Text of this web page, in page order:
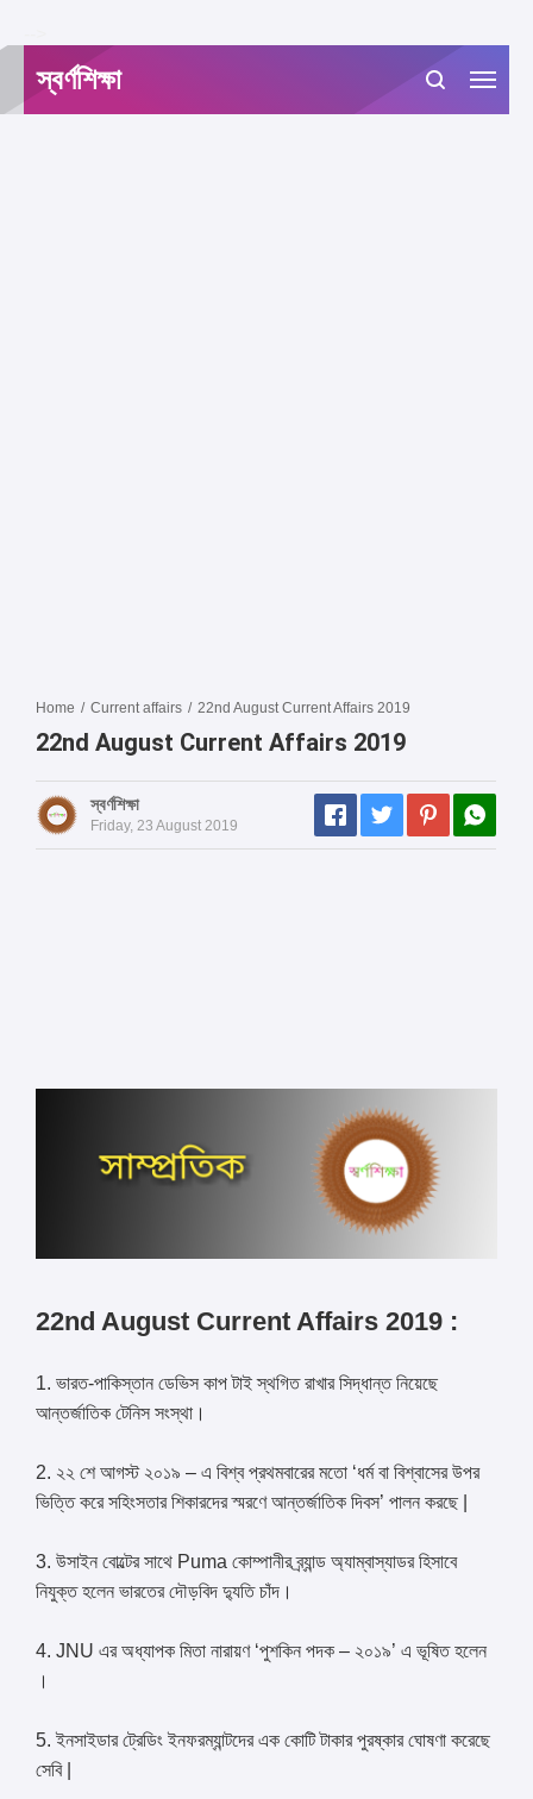
স্বর্ণশিক্ষা
Home / Current affairs / 22nd August Current Affairs 2019
22nd August Current Affairs 2019
স্বর্ণশিক্ষা
Friday, 23 August 2019
22nd August Current Affairs 2019 :
1. ভারত-পাকিস্তান ডেভিস কাপ টাই স্থগিত রাখার সিদ্ধান্ত নিয়েছে
আন্তর্জাতিক টেনিস সংস্থা।
2. ২২ শে আগস্ট ২০১৯ – এ বিশ্ব প্রথমবারের মতো ‘ধর্ম বা বিশ্বাসের উপর
ভিত্তি করে সহিংসতার শিকারদের স্মরণে আন্তর্জাতিক দিবস’ পালন করছে |
3. উসাইন বোল্টের সাথে Puma কোম্পানীর ব্র্যান্ড অ্যাম্বাস্যাডর হিসাবে
নিযুক্ত হলেন ভারতের দৌড়বিদ দ্যুতি চাঁদ।
4. JNU এর অধ্যাপক মিতা নারায়ণ ‘পুশকিন পদক – ২০১৯’ এ ভূষিত হলেন
।
5. ইনসাইডার ট্রেডিং ইনফরম্যান্টদের এক কোটি টাকার পুরষ্কার ঘোষণা করেছে
সেবি |